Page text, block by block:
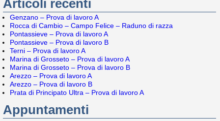
Articoli recenti
Genzano – Prova di lavoro A
Rocca di Cambio – Campo Felice – Raduno di razza
Pontassieve – Prova di lavoro A
Pontassieve – Prova di lavoro B
Terni – Prova di lavoro A
Marina di Grosseto – Prova di lavoro A
Marina di Grosseto – Prova di lavoro B
Arezzo – Prova di lavoro A
Arezzo – Prova di lavoro B
Prata di Principato Ultra – Prova di lavoro A
Appuntamenti